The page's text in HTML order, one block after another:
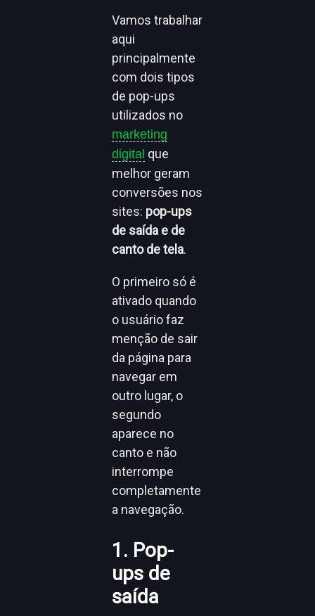
Vamos trabalhar
aqui
principalmente
com dois tipos
de pop-ups
utilizados no
marketing
digital que
melhor geram
conversões nos
sites: pop-ups
de saída e de
canto de tela.
O primeiro só é
ativado quando
o usuário faz
menção de sair
da página para
navegar em
outro lugar, o
segundo
aparece no
canto e não
interrompe
completamente
a navegação.
1. Pop-
ups de
saída